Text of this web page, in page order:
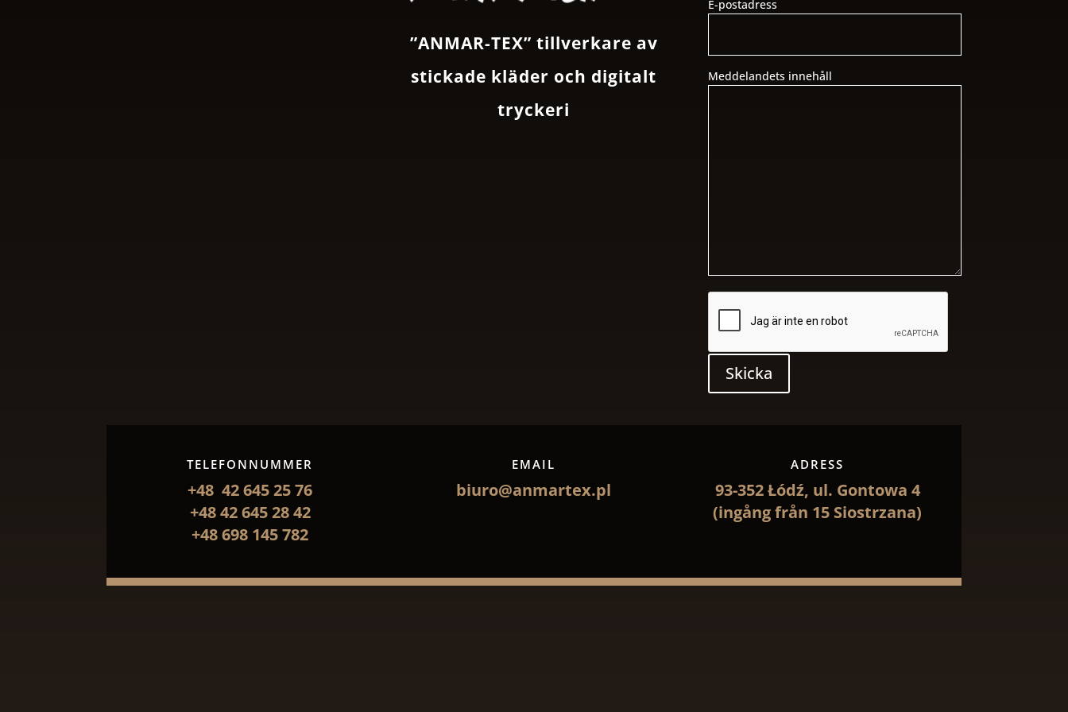
”ANMAR-TEX” tillverkare av
stickade kläder och digitalt
tryckeri
E-postadress
Meddelandets innehåll
Skicka
TELEFONNUMMER
+48 42 645 25 76
+48 42 645 28 42
+48 698 145 782
EMAIL
biuro@anmartex.pl
ADRESS
93-352 Łódź, ul. Gontowa 4
(ingång från 15 Siostrzana)